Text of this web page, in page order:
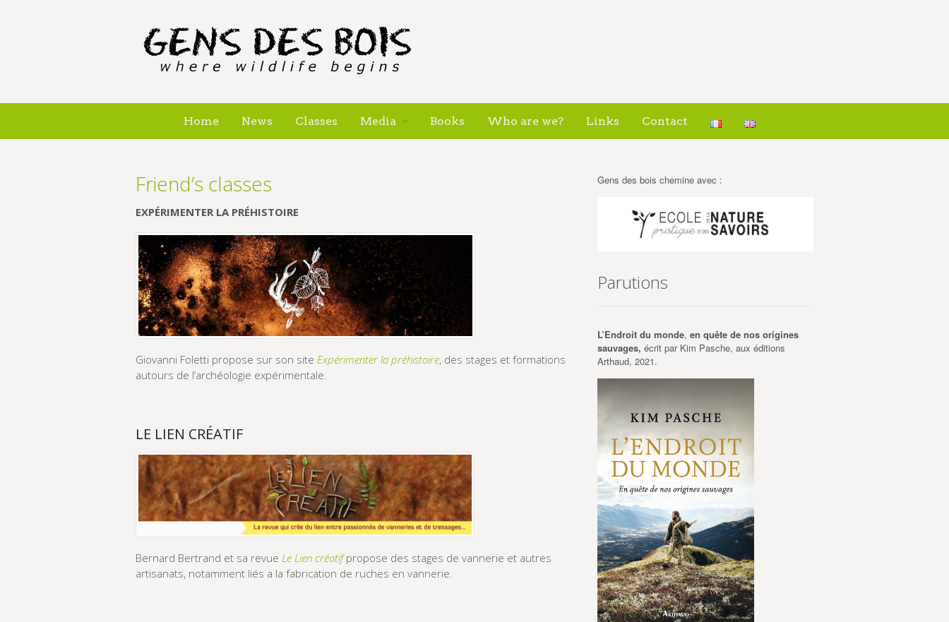
Home News Classes Media Books Who are we? Links Contact
Friend’s classes
EXPÉRIMENTER LA PRÉHISTOIRE
Giovanni Foletti propose sur son site Expérimenter la préhistoire, des stages et formations
autours de l’archéologie expérimentale.
LE LIEN CRÉATIF
Bernard Bertrand et sa revue Le Lien créatifpropose des stages de vannerie et autres
artisanats, notamment liés a la fabrication de ruches en vannerie.
Gens des bois chemine avec :
Parutions
L’Endroit du monde, en quête de nos origines
sauvages, écrit par Kim Pasche, aux éditions
Arthaud, 2021.